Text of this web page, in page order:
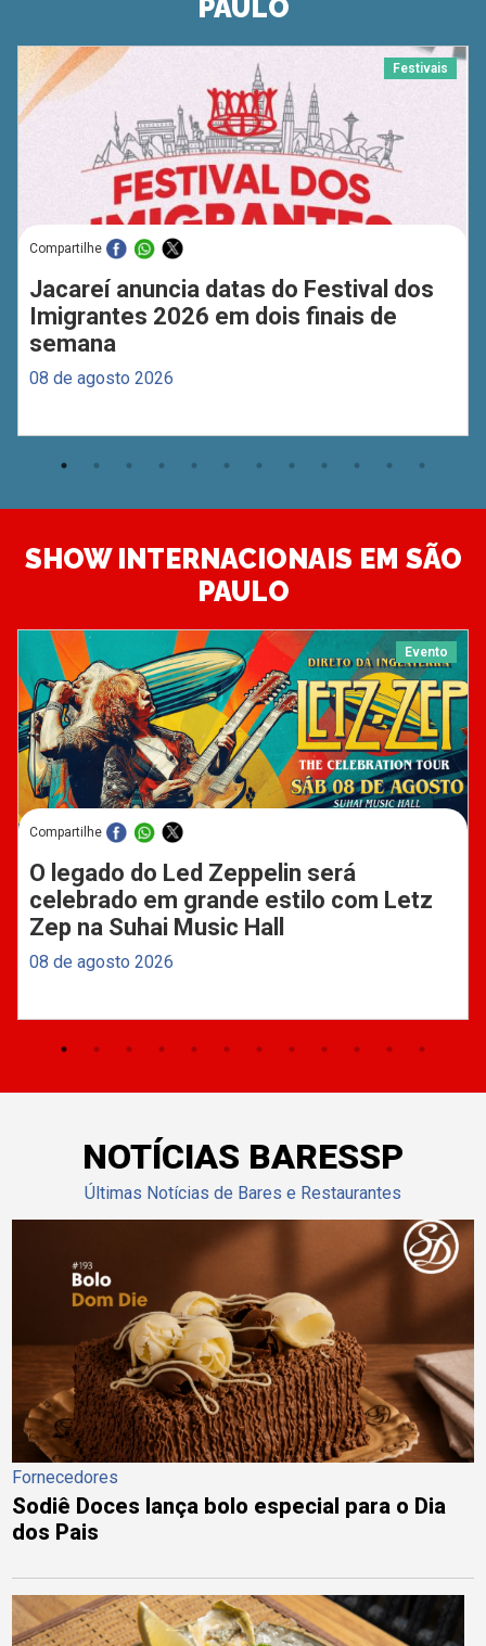
PAULO
Festivais
Compartilhe
Jacareí anuncia datas do Festival dos
Imigrantes 2026 em dois finais de
semana
08 de agosto 2026
SHOW INTERNACIONAIS EM SÃO
PAULO
Evento
Compartilhe
O legado do Led Zeppelin será
celebrado em grande estilo com Letz
Zep na Suhai Music Hall
08 de agosto 2026
NOTÍCIAS BARESSP
Últimas Notícias de Bares e Restaurantes
Fornecedores
Sodiê Doces lança bolo especial para o Dia
dos Pais